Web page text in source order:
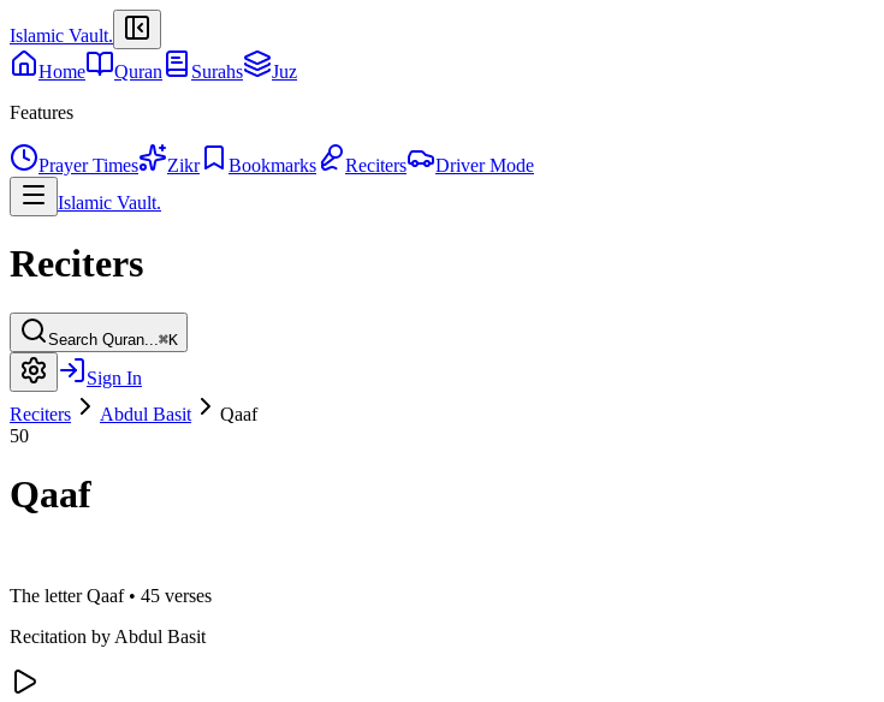
Islamic Vault.
Home
Quran Surahs
Juz
Features
Prayer Times Zikr Bookmarks Reciters
Driver Mode
Islamic Vault.
Reciters
Search Quran... ⌘K
Sign In
Reciters
Abdul Basit
Qaaf
50
Qaaf
The letter Qaaf• 45 verses
Recitation by Abdul Basit